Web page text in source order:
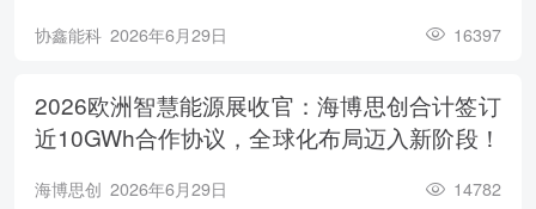
协鑫能科 2026年6月29日 16397
2026欧洲智慧能源展收官：海博思创合计签订
近10GWh合作协议，全球化布局迈入新阶段！
海博思创 2026年6月29日 14782